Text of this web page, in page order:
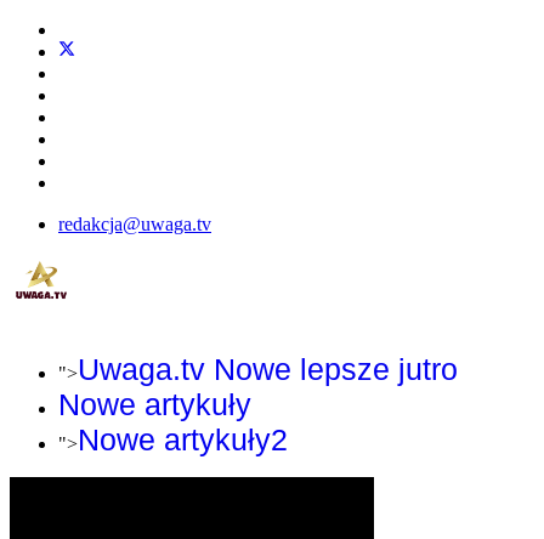
redakcja@uwaga.tv
">Uwaga.tv Nowe lepsze jutro
Nowe artykuły
">Nowe artykuły2